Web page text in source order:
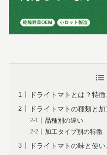
ドライトマトとは？特徴
ドライトマトの種類と
品種別の違い
加工タイプ別の特徴
ドライトマトの味と使い